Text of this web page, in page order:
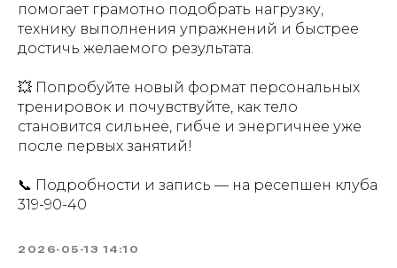
помогает грамотно подобрать нагрузку,
технику выполнения упражнений и быстрее
достичь желаемого результата.
💥 Попробуйте новый формат персональных
тренировок и почувствуйте, как тело
становится сильнее, гибче и энергичнее уже
после первых занятий!
📞 Подробности и запись — на ресепшен клуба
319-90-40
2026-05-13 14:10